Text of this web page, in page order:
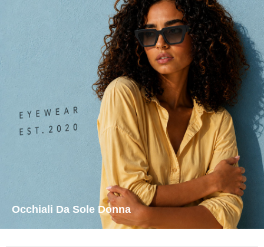
Occhiali Da Sole Donna